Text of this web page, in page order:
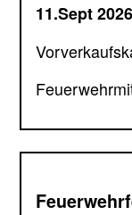
11.Sept 2026